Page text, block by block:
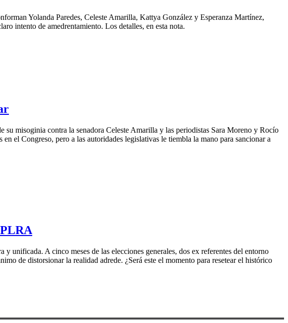
Yolanda Paredes, Celeste Amarilla, Kattya González y Esperanza Martínez,
intento de amedrentamiento. Los detalles, en esta nota.
misoginia contra la senadora Celeste Amarilla y las periodistas Sara Moreno y Rocío
el Congreso, pero a las autoridades legislativas le tiembla la mano para sancionar a
unificada. A cinco meses de las elecciones generales, dos ex referentes del entorno
de distorsionar la realidad adrede. ¿Será este el momento para resetear el histórico